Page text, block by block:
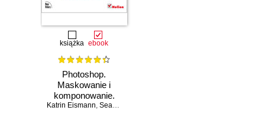
książka ebook
Photoshop.
Maskowanie i
komponowanie.
Wydanie II
Katrin Eismann, Sean Duggan